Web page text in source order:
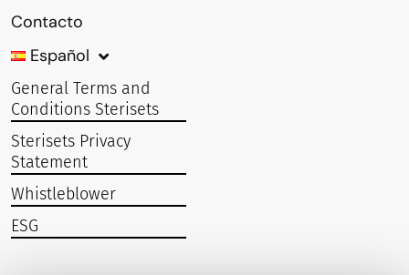
Contacto
Español
General Terms and
Conditions Sterisets
Sterisets Privacy
Statement
Whistleblower
ESG